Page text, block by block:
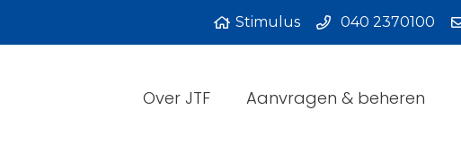
Stimulus 040 2370100
Over JTF Aanvragen & beheren